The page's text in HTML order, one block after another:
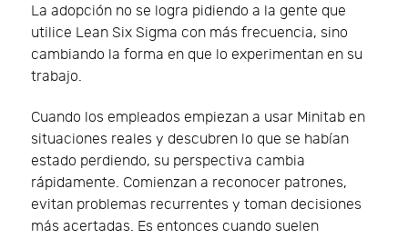
La adopción no se logra pidiendo a la gente que
utilice Lean Six Sigma con más frecuencia, sino
cambiando la forma en que lo experimentan en su
trabajo.
Cuando los empleados empiezan a usar Minitab en
situaciones reales y descubren lo que se habían
estado perdiendo, su perspectiva cambia
rápidamente. Comienzan a reconocer patrones,
evitan problemas recurrentes y toman decisiones
más acertadas. Es entonces cuando suelen